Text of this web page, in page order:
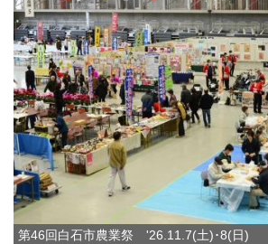
第46回白石市農業祭 '26.11.7(土)･8(日)